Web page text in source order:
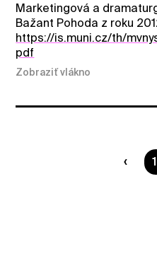
Marketingová a
Bažant Pohoda z roku
https://is.muni.cz/th/
pdf
Zobraziť vlákno